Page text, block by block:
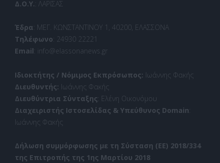
Δ.Ο.Υ.: ΛΑΡΙΣΑΣ
Έδρα: ΜΕΓ. ΚΩΝΣΤΑΝΤΙΝΟΥ 1, 40200, ΕΛΑΣΣΟΝΑ
Τηλέφωνο: 24930 22221
Email: info@elassonanews.gr
Ιδιοκτήτης / Νόμιμος Εκπρόσωπος: Ιωάννης Φακής
Διευθυντής: Ιωάννης Φακής
Διευθύντρια Σύνταξης: Ελένη Οικονόμου
Διαχειριστής Ιστοσελίδας & Υπεύθυνος Domain:
Ιωάννης Φακής
Δήλωση συμμόρφωσης με τη Σύσταση (ΕΕ) 2018/334
της Επιτροπής της 1ης Μαρτίου 2018